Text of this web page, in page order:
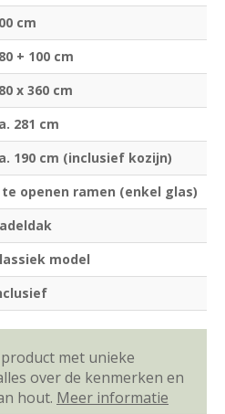
cm
+ 100 cm
x 360 cm
281 cm
190 cm (inclusief kozijn)
te openen ramen (enkel glas)
model
met unieke
over de kenmerken en
hout. Meer informatie